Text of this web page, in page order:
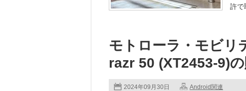
許で
モトローラ・モビリ
razr 50 (XT2453-9)
2024年09月30日 Android関連